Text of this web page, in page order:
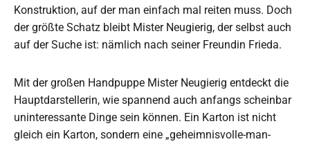
Konstruktion, auf der man einfach mal reiten muss. Doch
der größte Schatz bleibt Mister Neugierig, der selbst auch
auf der Suche ist: nämlich nach seiner Freundin Frieda.
Mit der großen Handpuppe Mister Neugierig entdeckt die
Hauptdarstellerin, wie spannend auch anfangs scheinbar
uninteressante Dinge sein können. Ein Karton ist nicht
gleich ein Karton, sondern eine „geheimnisvolle-man-